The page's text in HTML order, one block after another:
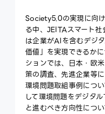
Society5.0の実現に向
る中、JEITAスマート
は企業がAIを含むデジ
価値」を実現できるか
ションでは、日本・欧
策の調査、先進企業等
環境問題取組事例につ
して環境問題をデジタ
と進むべき方向性につい